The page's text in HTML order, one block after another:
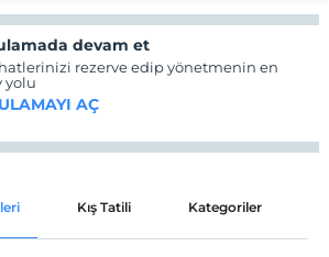
devam et
rezerve edip yönetmenin en
yolu
AÇ
Kış Tatili Kategoriler